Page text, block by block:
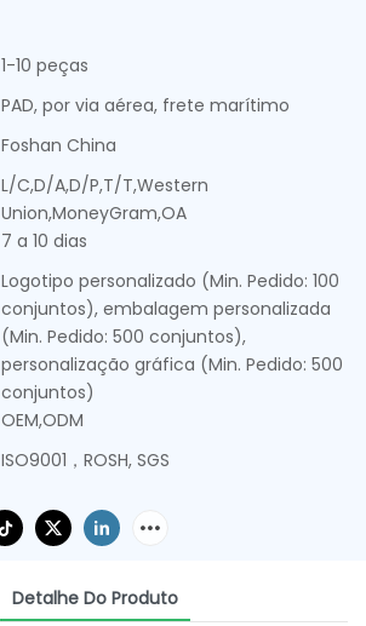
1-10 peças
PAD, por via aérea, frete marítimo
Foshan China
L/C,D/A,D/P,T/T,Western
Union,MoneyGram,OA
7 a 10 dias
Logotipo personalizado (Min. Pedido: 100
conjuntos), embalagem personalizada
(Min. Pedido: 500 conjuntos),
personalização gráfica (Min. Pedido: 500
conjuntos)
OEM,ODM
ISO9001，ROSH, SGS
Detalhe Do Produto